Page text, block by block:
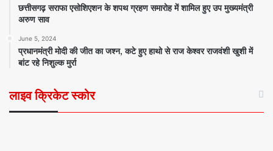
छत्तीसगढ़ सराफा एसोशिएशन के शपथ ग्रहण समारोह में शामिल हुए उप मुख्यमंत्री
अरुण साव
June 5, 2024
प्रधानमंत्री मोदी की जीत का जश्न, कटे हुए हाथो से राज केश्वर राजवंशी खुशी में
बांट रहे निशुल्क मुर्रा
लाइव क्रिकेट स्कोर